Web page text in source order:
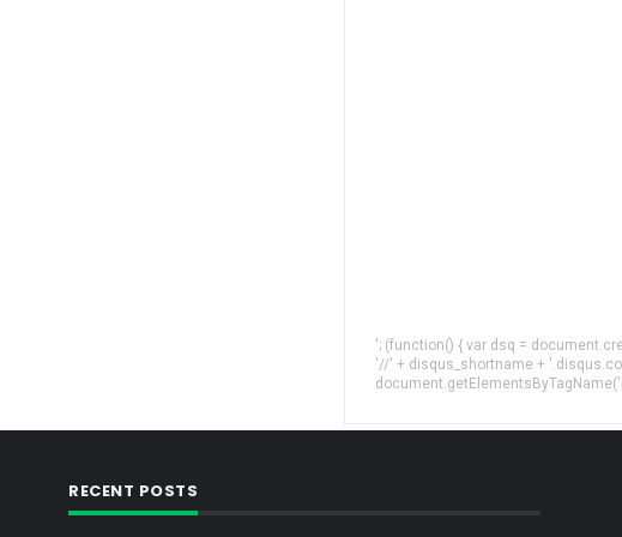
'; (function() { var dsq =
'//' + disqus_shortname +
RECENT POSTS